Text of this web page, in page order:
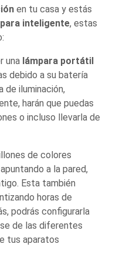
en tu casa y estás
inteligente, estas
una lámpara portátil
debido a su batería
de iluminación,
harán que puedas
o incluso llevarla de
de colores
a la pared,
Esta también
horas de
podrás configurarla
de las diferentes
tus aparatos